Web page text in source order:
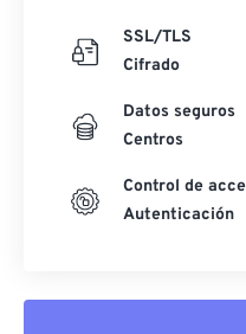
SSL/TLS
Cifrado
Datos seguros
Centros
Control de
Autenticación